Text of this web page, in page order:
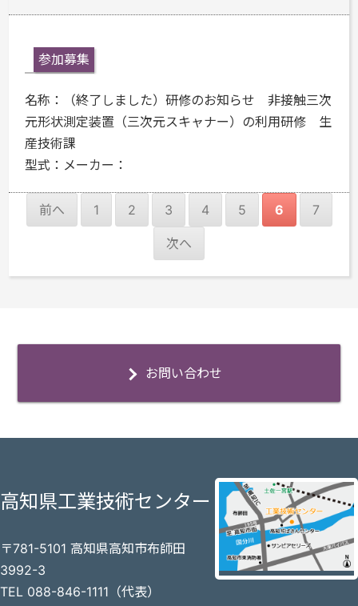
参加募集
名称：
（終了しました）研修のお知らせ 非接触三次
元形状測定装置（三次元スキャナー）の利用研修 生
産技術課
型式： メーカー：
前へ 1 2 3 4 5 6 7
次へ
お問い合わせ
高知県工業技術センター
〒781-5101 高知県高知市布師田
3992-3
TEL 088-846-1111（代表）